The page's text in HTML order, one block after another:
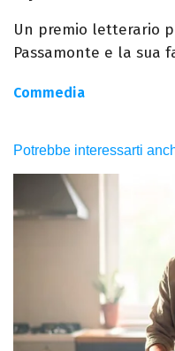
Un premio letterario
Passamonte e la sua
Commedia